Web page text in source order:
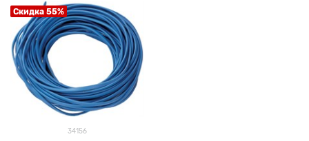
Скидка 55%
34156